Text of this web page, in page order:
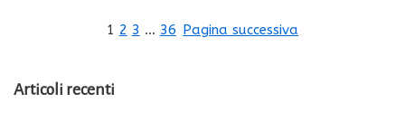
1 2 3 … 36 Pagina successiva
Articoli recenti